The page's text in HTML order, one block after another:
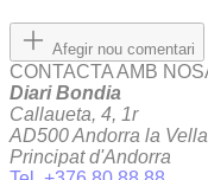
Afegir nou comentari
CONTACTA AMB
Diari Bondia
Callaueta, 4, 1r
AD500 Andorra la Vella
Principat d'Andorra